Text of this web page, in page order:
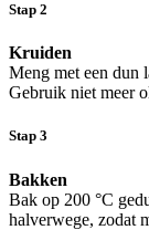
Stap 2
Kruiden
Meng met een dun
Gebruik niet meer
Stap 3
Bakken
Bak op 200 °C
halverwege, zodat